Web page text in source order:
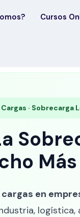
Cursos
Cargas ·
en